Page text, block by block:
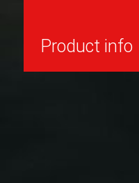
Product info